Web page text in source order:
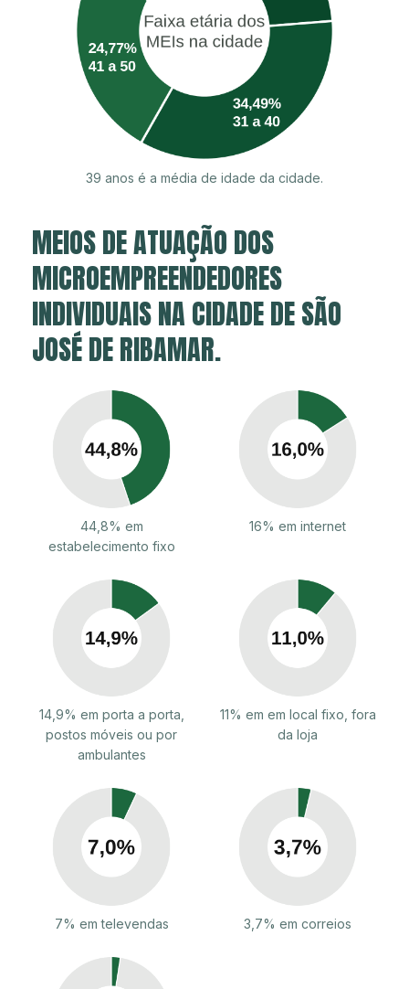
39 anos é a média de idade da cidade.
MEIOS DE ATUAÇÃO DOS
MICROEMPREENDEDORES
INDIVIDUAIS NA CIDADE DE SÃO
JOSÉ DE RIBAMAR.
44,8% em
estabelecimento fixo
16% em internet
14,9% em porta a porta,
postos móveis ou por
ambulantes
11% em em local fixo, fora
da loja
7% em televendas 3,7% em correios